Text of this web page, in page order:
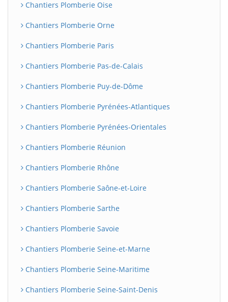
Chantiers Plomberie Oise
Chantiers Plomberie Orne
Chantiers Plomberie Paris
Chantiers Plomberie Pas-de-Calais
Chantiers Plomberie Puy-de-Dôme
Chantiers Plomberie Pyrénées-Atlantiques
Chantiers Plomberie Pyrénées-Orientales
Chantiers Plomberie Réunion
Chantiers Plomberie Rhône
Chantiers Plomberie Saône-et-Loire
Chantiers Plomberie Sarthe
Chantiers Plomberie Savoie
Chantiers Plomberie Seine-et-Marne
Chantiers Plomberie Seine-Maritime
Chantiers Plomberie Seine-Saint-Denis